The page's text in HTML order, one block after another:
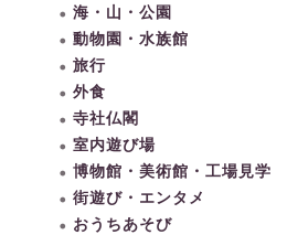
海・山・公園
動物園・水族館
旅行
外食
寺社仏閣
室内遊び場
博物館・美術館・工場見学
街遊び・エンタメ
おうちあそび